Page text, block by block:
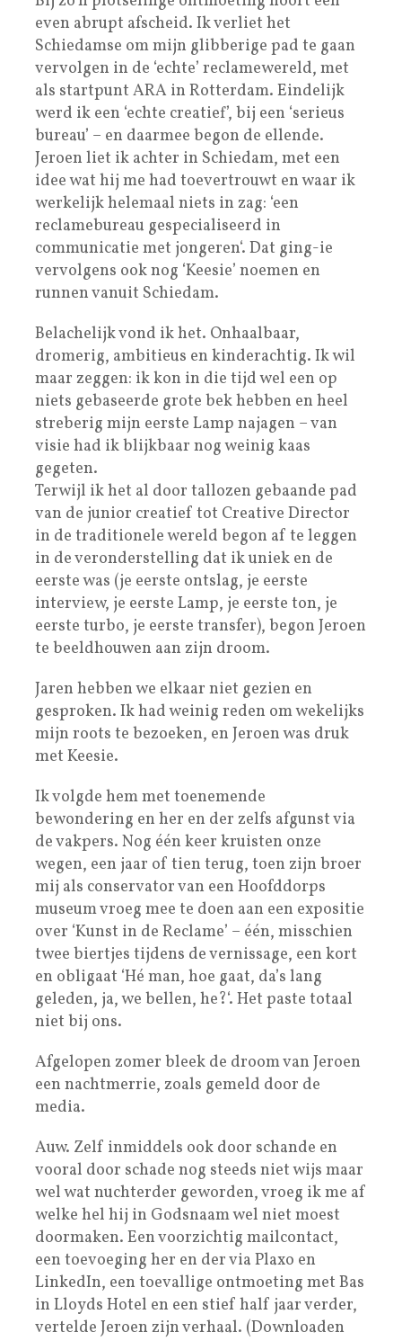
even abrupt afscheid. Ik verliet het
Schiedamse om mijn glibberige pad te gaan
vervolgen in de ‘echte’ reclamewereld, met
als startpunt ARA in Rotterdam. Eindelijk
werd ik een ‘echte creatief’, bij een ‘serieus
bureau’ – en daarmee begon de ellende.
Jeroen liet ik achter in Schiedam, met een
idee wat hij me had toevertrouwt en waar ik
werkelijk helemaal niets in zag: ‘een
reclamebureau gespecialiseerd in
communicatie met jongeren‘. Dat ging-ie
vervolgens ook nog ‘Keesie’ noemen en
runnen vanuit Schiedam.
Belachelijk vond ik het. Onhaalbaar,
dromerig, ambitieus en kinderachtig. Ik wil
maar zeggen: ik kon in die tijd wel een op
niets gebaseerde grote bek hebben en heel
streberig mijn eerste Lamp najagen – van
visie had ik blijkbaar nog weinig kaas
gegeten.
Terwijl ik het al door tallozen gebaande pad
van de junior creatief tot Creative Director
in de traditionele wereld begon af te leggen
in de veronderstelling dat ik uniek en de
eerste was (je eerste ontslag, je eerste
interview, je eerste Lamp, je eerste ton, je
eerste turbo, je eerste transfer), begon Jeroen
te beeldhouwen aan zijn droom.
Jaren hebben we elkaar niet gezien en
gesproken. Ik had weinig reden om wekelijks
mijn roots te bezoeken, en Jeroen was druk
met Keesie.
Ik volgde hem met toenemende
bewondering en her en der zelfs afgunst via
de vakpers. Nog één keer kruisten onze
wegen, een jaar of tien terug, toen zijn broer
mij als conservator van een Hoofddorps
museum vroeg mee te doen aan een expositie
over ‘Kunst in de Reclame’ – één, misschien
twee biertjes tijdens de vernissage, een kort
en obligaat ‘Hé man, hoe gaat, da’s lang
geleden, ja, we bellen, he?‘. Het paste totaal
niet bij ons.
Afgelopen zomer bleek de droom van Jeroen
een nachtmerrie, zoals gemeld door de
media.
Auw. Zelf inmiddels ook door schande en
vooral door schade nog steeds niet wijs maar
wel wat nuchterder geworden, vroeg ik me af
welke hel hij in Godsnaam wel niet moest
doormaken. Een voorzichtig mailcontact,
een toevoeging her en der via Plaxo en
LinkedIn, een toevallige ontmoeting met Bas
in Lloyds Hotel en een stief half jaar verder,
vertelde Jeroen zijn verhaal. (Downloaden